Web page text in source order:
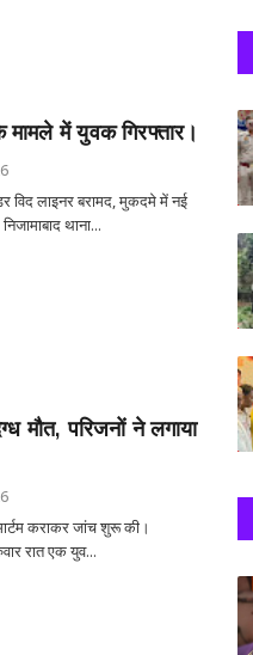
मामले में युवक गिरफ्तार।
विद लाइनर बरामद, मुकदमे में नई
थाना...
परिजनों ने लगाया
कराकर जांच शुरू की।
रात एक युव...